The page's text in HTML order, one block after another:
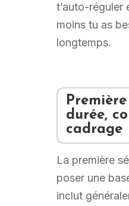
t’auto-réguler
moins tu as
longtemps.
durée,
cadrage
La première
poser une
inclut